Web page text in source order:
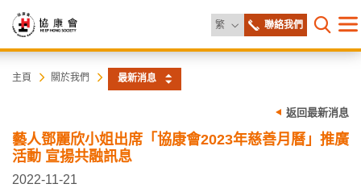
繁 更改語言聯絡我們
打開目
協
會
主頁 關於我們 最新消息
返回最新消息
藝人鄧麗欣小姐出席「協康會2023年慈善月曆」推廣
活動 宣揚共融訊息
2022-11-21